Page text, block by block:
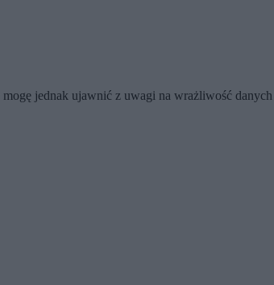
mogę jednak ujawnić z uwagi na wrażliwość